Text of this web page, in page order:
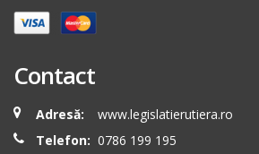
Contact
Adresă:
www.legislatierutiera.ro
Telefon: 0786 199 195